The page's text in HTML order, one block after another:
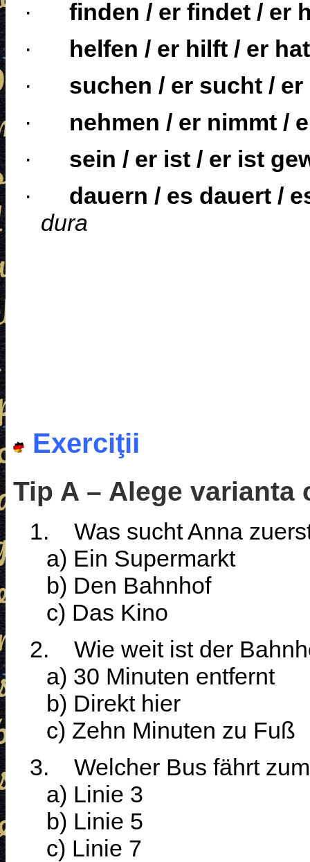
·
finden / er findet / er
·
helfen / er hilft / er
·
suchen / er sucht /
·
nehmen / er nimmt /
·
sein / er ist / er ist
·
dauern / es dauert /
dura
Exerciţii
Tip A – Alege varianta
1.
Was sucht Anna
a) Ein Supermarkt
b) Den Bahnhof
c) Das Kino
2.
Wie weit ist der
a) 30 Minuten entfernt
b) Direkt hier
c) Zehn Minuten zu Fuß
3.
Welcher Bus fährt
a) Linie 3
b) Linie 5
c) Linie 7